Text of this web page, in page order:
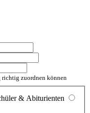
zuordnen können
& Abiturienten